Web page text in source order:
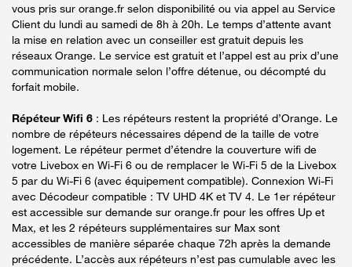
vous pris sur orange.fr selon disponibilité ou via appel au Service
Client du lundi au samedi de 8h à 20h. Le temps d’attente avant
la mise en relation avec un conseiller est gratuit depuis les
réseaux Orange. Le service est gratuit et l’appel est au prix d’une
communication normale selon l’offre détenue, ou décompté du
forfait mobile.
Répéteur Wifi 6 : Les répéteurs restent la propriété d’Orange. Le
nombre de répéteurs nécessaires dépend de la taille de votre
logement. Le répéteur permet d’étendre la couverture wifi de
votre Livebox en Wi-Fi 6 ou de remplacer le Wi-Fi 5 de la Livebox
5 par du Wi-Fi 6 (avec équipement compatible). Connexion Wi-Fi
avec Décodeur compatible : TV UHD 4K et TV 4. Le 1er répéteur
est accessible sur demande sur orange.fr pour les offres Up et
Max, et les 2 répéteurs supplémentaires sur Max sont
accessibles de manière séparée chaque 72h après la demande
précédente. L’accès aux répéteurs n’est pas cumulable avec les